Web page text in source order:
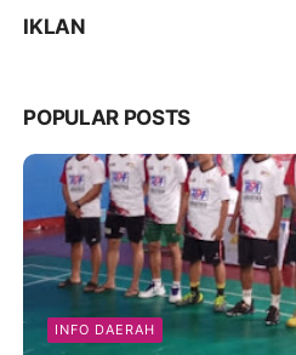
IKLAN
POPULAR POSTS
INFO DAERAH